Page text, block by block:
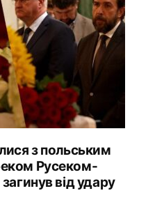
з польським
Русеком-
від удару